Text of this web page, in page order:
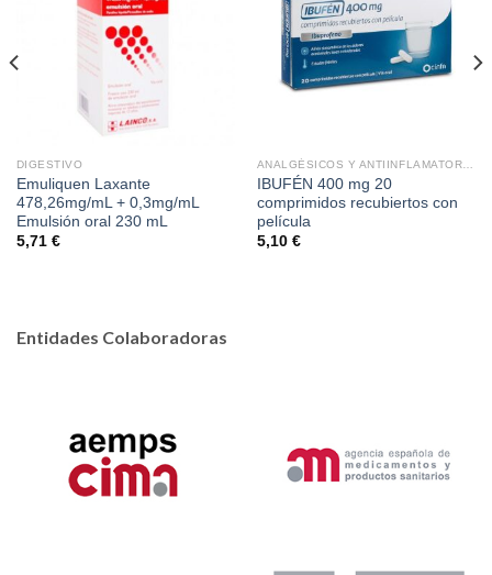
DIGESTIVO
Emuliquen Laxante
478,26mg/mL + 0,3mg/mL
Emulsión oral 230 mL
5,71 €
IBUFÉN 400 mg 20
comprimidos recubiertos con
película
5,10 €
Entidades Colaboradoras